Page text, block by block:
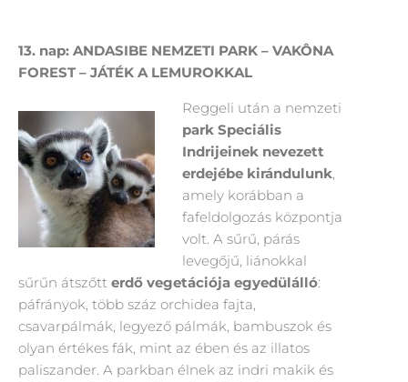
13. nap: ANDASIBE NEMZETI PARK – VAKÔNA
FOREST – JÁTÉK A LEMUROKKAL
Reggeli után a nemzeti
park Speciális
Indrijeinek nevezett
erdejébe kirándulunk,
amely korábban a
fafeldolgozás központja
volt. A sűrű, párás
levegőjű, liánokkal
sűrűn átszőtt erdő vegetációja egyedülálló:
páfrányok, több száz orchidea fajta,
csavarpálmák, legyező pálmák, bambuszok és
olyan értékes fák, mint az ében és az illatos
paliszander. A parkban élnek az indri makik és